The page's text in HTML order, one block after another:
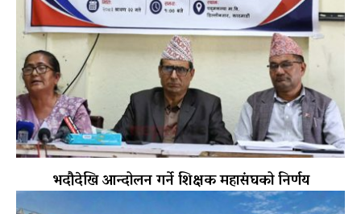
भदौदेखि आन्दोलन गर्ने शिक्षक महासंघको निर्णय